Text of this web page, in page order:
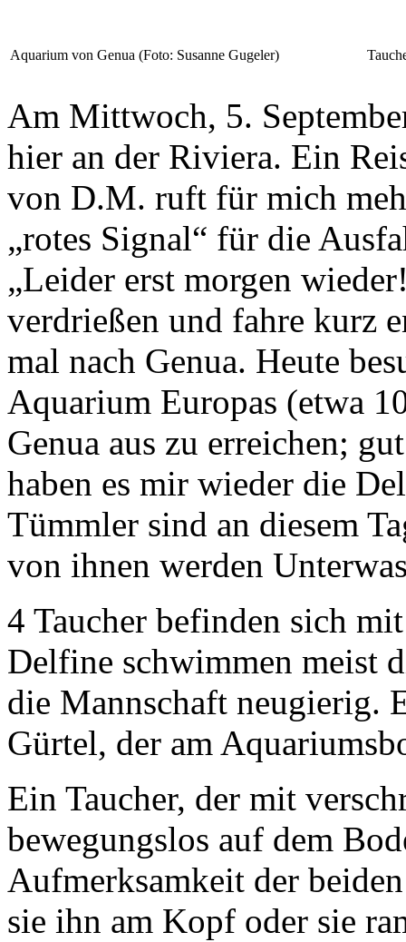
Aquarium von Genua (Foto: Susanne Gugeler)
Am Mittwoch, 5.
hier an der Riviera. Ein
von D.M. ruft für mich
„rotes Signal“ für die
„Leider erst morgen
verdrießen und fahre kurz
mal nach Genua. Heute
Aquarium Europas (etwa
Genua aus zu erreichen;
haben es mir wieder die
Tümmler sind an diesem
von ihnen werden
4 Taucher befinden sich
Delfine schwimmen meist
die Mannschaft neugierig.
Gürtel, der am
Ein Taucher, der mit
bewegungslos auf dem
Aufmerksamkeit der
sie ihn am Kopf oder sie